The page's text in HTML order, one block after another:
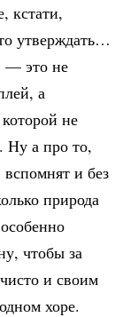
кстати,
утверждать…
— это не
а
не
Ну а про то,
вспомнят и без
природа
чтобы за
и своим
хоре.